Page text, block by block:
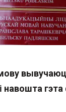
навошта гэта